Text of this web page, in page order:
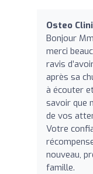
Osteo
Bonjour
merci
ravis
après sa
à écouter
savoir que
de vos
Votre
nouveau,
famille.